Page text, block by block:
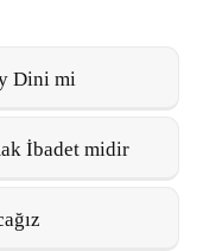
Dini mi
İbadet midir